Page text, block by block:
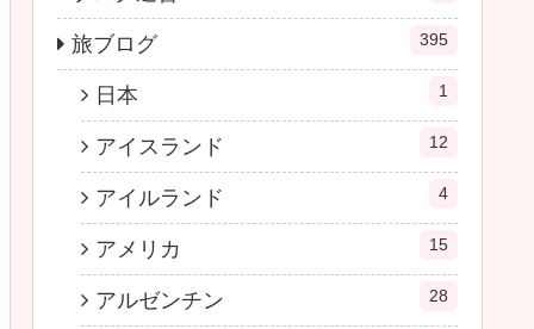
旅ブログ 395
日本 1
アイスランド 12
アイルランド 4
アメリカ 15
アルゼンチン 28